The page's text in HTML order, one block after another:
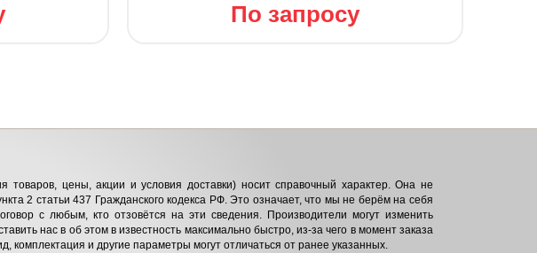
По запросу
товаров, цены, акции и условия доставки) носит справочный характер. Она не
2 статьи 437 Гражданского кодекса РФ. Это означает, что мы не берём на себя
с любым, кто отзовётся на эти сведения. Производители могут изменить
нас в об этом в известность максимально быстро, из-за чего в момент заказа
комплектация и другие параметры могут отличаться от ранее указанных.